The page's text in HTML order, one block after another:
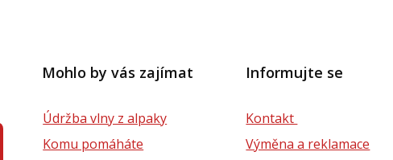
Mohlo by vás zajímat
Údržba vlny z alpaky
Komu pomáháte
Informujte se
Kontakt
Výměna a reklamace